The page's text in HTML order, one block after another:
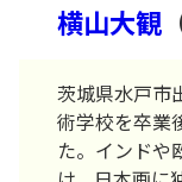
横山大観
茨城県水戸市
術学校を卒業
た。インドや